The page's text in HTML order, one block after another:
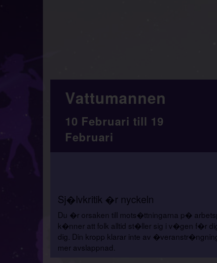
Vattumannen
10 Februari till 19
Februari
Sj�lvkritik �r nyckeln
Du �r orsaken till mots�ttningarna p�
k�nner att folk alltid st�ller sig i v�gen f�r
dig. Din kropp klarar inte av
mer avslappnad.